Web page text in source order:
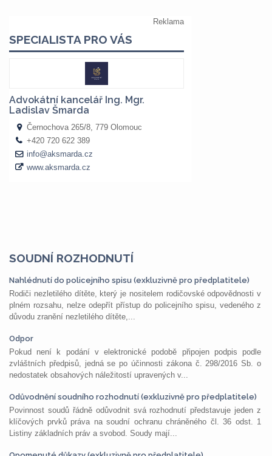
SOUDNÍ ROZHODNUTÍ
Nahlédnutí do policejního spisu (exkluzivně pro předplatitele)
Rodiči nezletilého dítěte, který je nositelem rodičovské odpovědnosti v
plném rozsahu, nelze odepřít přístup do policejního spisu, vedeného z
důvodu zranění nezletilého dítěte,...
Odpor
Pokud není k podání v elektronické podobě připojen podpis podle
zvláštních předpisů, jedná se po účinnosti zákona č. 298/2016 Sb. o
nedostatek obsahových náležitostí upravených v...
Odůvodnění soudního rozhodnutí (exkluzivně pro předplatitele)
Povinnost soudů řádně odůvodnit svá rozhodnutí představuje jeden z
klíčových prvků práva na soudní ochranu chráněného čl. 36 odst. 1
Listiny základních práv a svobod. Soudy mají...